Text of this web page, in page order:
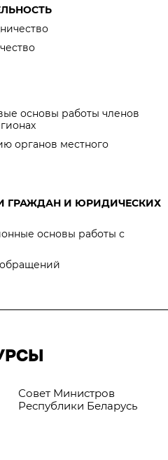
основы работы членов
органов местного
ГРАЖДАН И ЮРИДИЧЕСКИХ
основы работы с
Совет Министров
Республики Беларусь